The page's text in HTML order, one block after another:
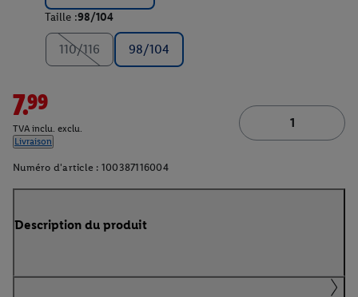
Taille :98/104
110/116 98/104
7.99
TVA inclu. exclu.
Livraison
Numéro d'article : 100387116004
Description du produit